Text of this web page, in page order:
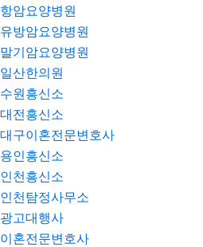
항암요양병원
유방암요양병원
말기암요양병원
일산한의원
수원흥신소
대전흥신소
대구이혼전문변호사
용인흥신소
인천흥신소
인천탐정사무소
광고대행사
이혼전문변호사